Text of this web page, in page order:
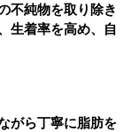
不純物を取り除き
生着率を高め、自
がら丁寧に脂肪を